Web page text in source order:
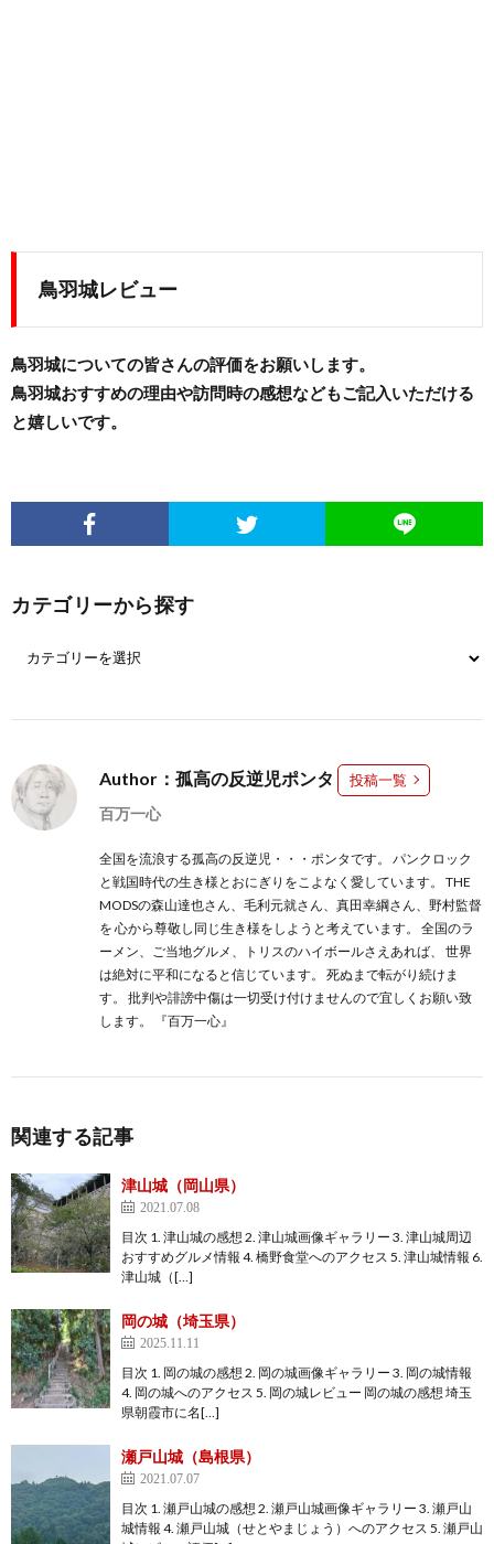
鳥羽城レビュー
鳥羽城についての皆さんの評価をお願いします。
鳥羽城おすすめの理由や訪問時の感想などもご記入いただける
と嬉しいです。
カテゴリーから探す
Author：孤高の反逆児ポンタ 投稿一覧
百万一心
全国を流浪する孤高の反逆児・・・ポンタです。 パンクロック
と戦国時代の生き様とおにぎりをこよなく愛しています。 THE
MODSの森山達也さん、毛利元就さん、真田幸綱さん、野村監督
を 心から尊敬し同じ生き様をしようと考えています。 全国のラ
ーメン、ご当地グルメ、トリスのハイボールさえあれば、 世界
は絶対に平和になると信じています。 死ぬまで転がり続けま
す。 批判や誹謗中傷は一切受け付けませんので宜しくお願い致
します。 『百万一心』
関連する記事
津山城（岡山県）
2021.07.08
目次 1. 津山城の感想 2. 津山城画像ギャラリー 3. 津山城周辺
おすすめグルメ情報 4. 橋野食堂へのアクセス 5. 津山城情報 6.
津山城（[…]
岡の城（埼玉県）
2025.11.11
目次 1. 岡の城の感想 2. 岡の城画像ギャラリー 3. 岡の城情報
4. 岡の城へのアクセス 5. 岡の城レビュー 岡の城の感想 埼玉
県朝霞市に名[…]
瀬戸山城（島根県）
2021.07.07
目次 1. 瀬戸山城の感想 2. 瀬戸山城画像ギャラリー 3. 瀬戸山
城情報 4. 瀬戸山城（せとやまじょう）へのアクセス 5. 瀬戸山